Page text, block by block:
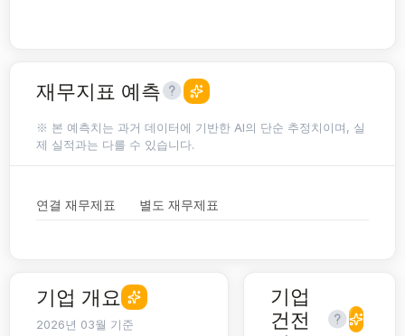
재무지표 예측
※ 본 예측치는 과거 데이터에 기반한 AI의 단순 추정치이며, 실
제 실적과는 다를 수 있습니다.
연결 재무제표 별도 재무제표
기업 개요
2026년 03월 기준
기업
건전